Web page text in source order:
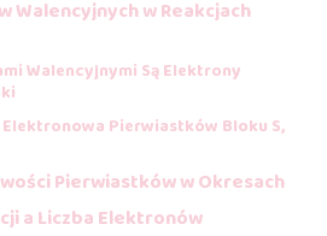
Walencyjnych w Reakcjach
Walencyjnymi Są Elektrony
Pierwiastków Bloku S,
Pierwiastków w Okresach
a Liczba Elektronów